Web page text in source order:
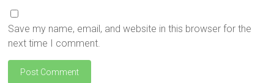
Save my name, email, and website in this browser for the
next time I comment.